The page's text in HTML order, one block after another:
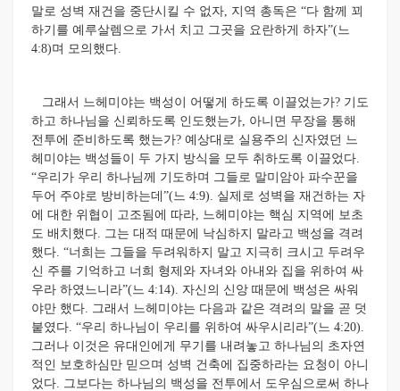
말로 성벽 재건을 중단시킬 수 없자, 지역 총독은 “다 함께 꾀
하기를 예루살렘으로 가서 치고 그곳을 요란하게 하자”(느
4:8)며 모의했다.
그래서 느헤미야는 백성이 어떻게 하도록 이끌었는가? 기도
하고 하나님을 신뢰하도록 인도했는가, 아니면 무장을 통해
전투에 준비하도록 했는가? 예상대로 실용주의 신자였던 느
헤미야는 백성들이 두 가지 방식을 모두 취하도록 이끌었다.
“우리가 우리 하나님께 기도하며 그들로 말미암아 파수꾼을
두어 주야로 방비하는데”(느 4:9). 실제로 성벽을 재건하는 자
에 대한 위협이 고조됨에 따라, 느헤미야는 핵심 지역에 보초
도 배치했다. 그는 대적 때문에 낙심하지 말라고 백성을 격려
했다. “너희는 그들을 두려워하지 말고 지극히 크시고 두려우
신 주를 기억하고 너희 형제와 자녀와 아내와 집을 위하여 싸
우라 하였느니라”(느 4:14). 자신의 신앙 때문에 백성은 싸워
야만 했다. 그래서 느헤미야는 다음과 같은 격려의 말을 곧 덧
붙였다. “우리 하나님이 우리를 위하여 싸우시리라”(느 4:20).
그러나 이것은 유대인에게 무기를 내려놓고 하나님의 초자연
적인 보호하심만 믿으며 성벽 건축에 집중하라는 요청이 아니
었다. 그보다는 하나님의 백성을 전투에서 도우심으로써 하나